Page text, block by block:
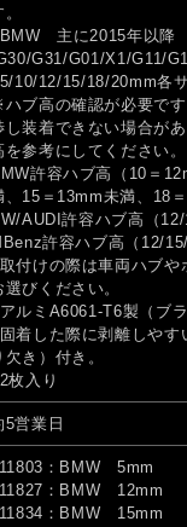
主に2015年以降
G31/G01/X1/G11/
10/12/15/18/20mm各サ
ブ高の確認が必要で
し装着できない場合が
を参考にしてください。
許容ハブ高（10＝
、15＝13mm未満、18
AUDI許容ハブ高（12/
許容ハブ高（12/
付けの際は車両ハブや
選びください。
ルミA6061-T6製（ブ
着した際に剥離しやす
欠き）付き。
枚入り
5営業日
：BMW 5mm
：BMW 12mm
：BMW 15mm